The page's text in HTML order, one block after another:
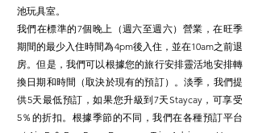
池玩具室。
我們在標準的7個晚上（週六至週六）營業，在旺季
期間的最少入住時間為4pm後入住，並在10am之前退
房。但是，我們可以根據您的旅行安排靈活地安排轉
換日期和時間（取決於現有的預訂）。淡季，我們提
供5天最低預訂，如果您升級到7天Staycay，可享受
5％的折扣。根據季節的不同，我們在各種預訂平台